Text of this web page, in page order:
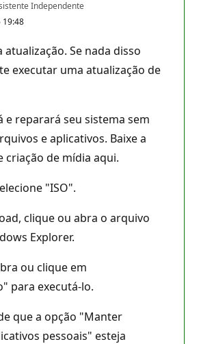
Independente
19:48
Se nada disso
executar uma atualização de
e reparará seu sistema sem
e aplicativos. Baixe a
criação de mídia aqui.
"ISO".
clique ou abra o arquivo
Explorer.
ou clique em
para executá-lo.
que a opção "Manter
pessoais" esteja